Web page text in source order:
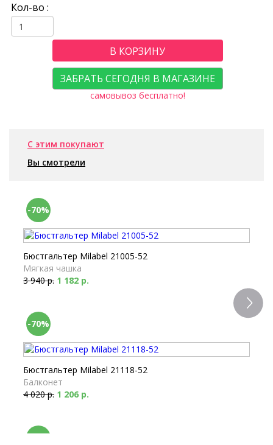
Кол-во :
В КОРЗИНУ
ЗАБРАТЬ СЕГОДНЯ В МАГАЗИНЕ
самовывоз бесплатно!
С этим покупают
Вы смотрели
-70%
Бюстгальтер Milabel 21005-52
Мягкая чашка
3 940 р. 1 182 р.
-70%
Бюстгальтер Milabel 21118-52
Балконет
4 020 р. 1 206 р.
-70%